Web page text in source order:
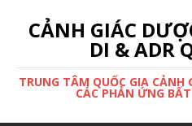
CẢNH GIÁC
DI & ADR
TRUNG TÂM QUỐC GIA CẢNH
CÁC PHẢN ỨNG